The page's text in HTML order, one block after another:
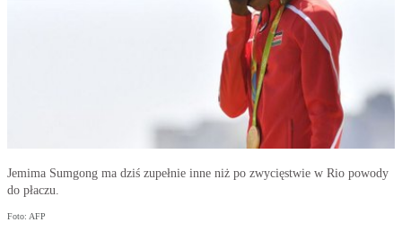
Jemima Sumgong ma dziś zupełnie inne niż po zwycięstwie w Rio powody
do płaczu.
Foto: AFP